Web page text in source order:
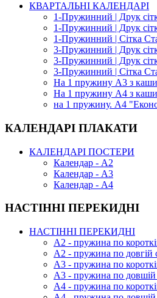
КВАРТАЛЬНІ КАЛЕНДАРІ
1-Пружинний | Друк
1-Пружинний | Друк
1-Пружинний | Сітка
3-Пружинний | Друк
3-Пружинний | Друк
3-Пружинний | Сітка
На 1 пружину А3 з
На 1 пружину А4 з
на 1 пружину. А4
КАЛЕНДАРІ ПЛАКАТИ
КАЛЕНДАРІ ПОСТЕРИ
Календар - А2
Календар - А3
Календар - А4
НАСТІННІ ПЕРЕКИДНІ
НАСТІННІ ПЕРЕКИДНІ
А2 - пружина по
А2 - пружина по довгій
А3 - пружина по
А3 - пружина по довшій
А4 - пружина по